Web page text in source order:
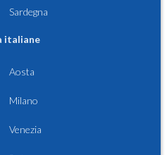
Sardegna
italiane
Aosta
Milano
Venezia